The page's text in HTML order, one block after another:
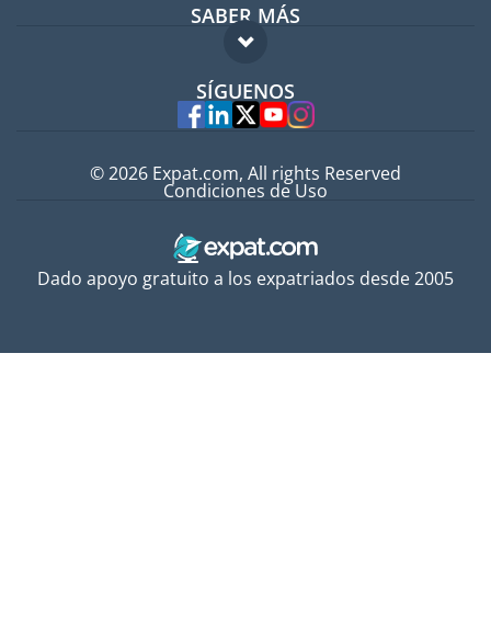
Guía para expatriados
Trabajos en el extranjero
SABER MÁS
FAQ
Expertos
SÍGUENOS
Dado apoyo gratuito a los expatriados desde 2005
© 2026 Expat.com, All rights Reserved
Condiciones de Uso